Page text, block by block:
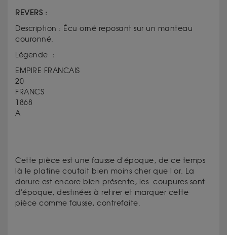
REVERS :
Description : Écu orné reposant sur un manteau
couronné.
Légende
:
EMPIRE FRANCAIS
20
FRANCS
1868
A
Cette pièce est une fausse d'époque, de ce temps
là le platine coutait bien moins cher que l'or. La
dorure est encore bien présente, les coupures sont
d'époque, destinées à retirer et marquer cette
pièce comme fausse, contrefaite.